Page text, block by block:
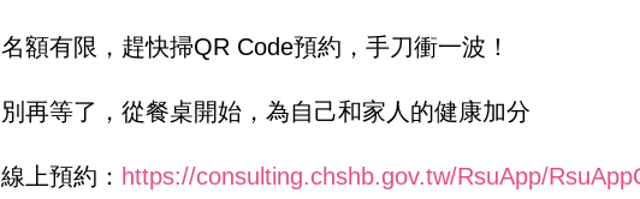
名額有限，趕快掃QR Code預約，手刀衝一波！
別再等了，從餐桌開始，為自己和家人的健康加分
線上預約： https://consulting.chshb.gov.tw/RsuApp/